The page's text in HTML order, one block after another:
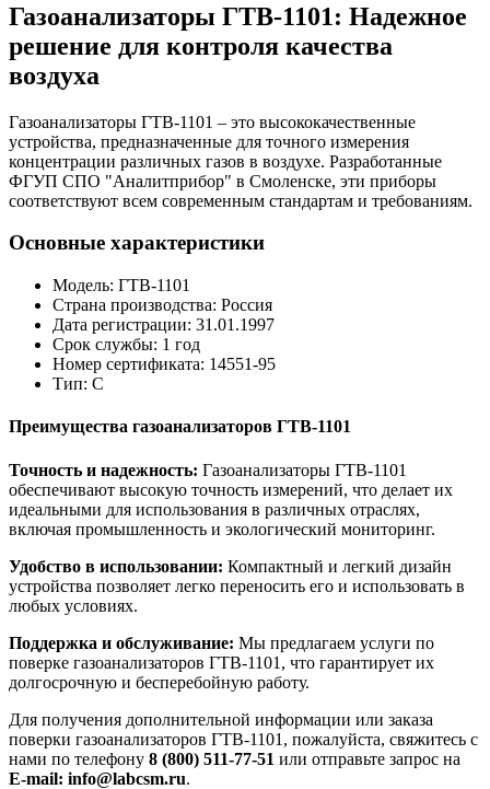
Газоанализаторы ГТВ-1101: Надежное
решение для контроля качества
воздуха
Газоанализаторы ГТВ-1101 – это высококачественные
устройства, предназначенные для точного измерения
концентрации различных газов в воздухе. Разработанные
ФГУП СПО "Аналитприбор" в Смоленске, эти приборы
соответствуют всем современным стандартам и требованиям.
Основные характеристики
Модель: ГТВ-1101
Страна производства: Россия
Дата регистрации: 31.01.1997
Срок службы: 1 год
Номер сертификата: 14551-95
Тип: С
Преимущества газоанализаторов ГТВ-1101
Точность и надежность: Газоанализаторы ГТВ-1101
обеспечивают высокую точность измерений, что делает их
идеальными для использования в различных отраслях,
включая промышленность и экологический мониторинг.
Удобство в использовании: Компактный и легкий дизайн
устройства позволяет легко переносить его и использовать в
любых условиях.
Поддержка и обслуживание: Мы предлагаем услуги по
поверке газоанализаторов ГТВ-1101, что гарантирует их
долгосрочную и бесперебойную работу.
Для получения дополнительной информации или заказа
поверки газоанализаторов ГТВ-1101, пожалуйста, свяжитесь с
нами по телефону 8 (800) 511-77-51 или отправьте запрос на
E-mail: info@labcsm.ru.